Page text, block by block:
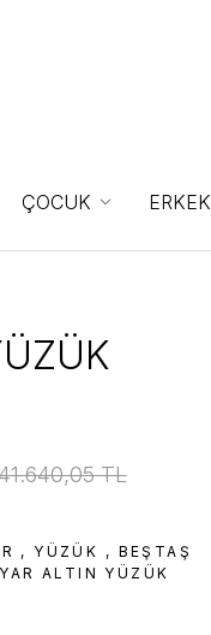
ÇOCUK ERKEK
TL
, YÜZÜK , BEŞTAŞ
ALTIN YÜZÜK